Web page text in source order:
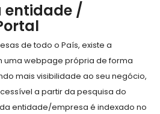
entidade /
de todo o País, existe a
uma webpage própria de forma
mais visibilidade ao seu negócio,
a partir da pesquisa do
da entidade/empresa é indexado no